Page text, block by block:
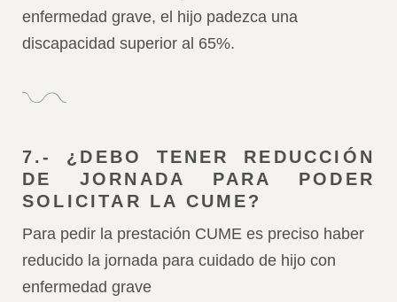
enfermedad grave, el hijo padezca una
discapacidad superior al 65%.
7.- ¿DEBO TENER REDUCCIÓN
DE JORNADA PARA PODER
SOLICITAR LA CUME?
Para pedir la prestación CUME es preciso haber
reducido la jornada para cuidado de hijo con
enfermedad grave